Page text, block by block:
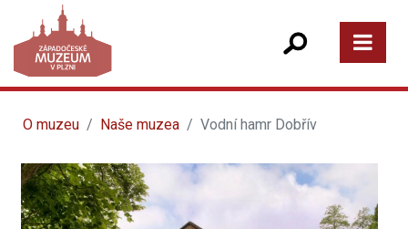
O muzeu Naše muzea Vodní hamr Dobřív